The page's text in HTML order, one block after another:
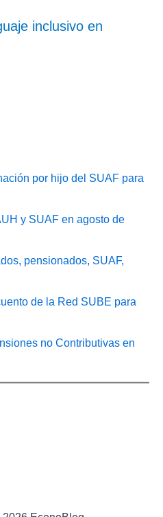
inclusivo en
por hijo del SUAF para
y SUAF en agosto de
pensionados, SUAF,
de la Red SUBE para
no Contributivas en